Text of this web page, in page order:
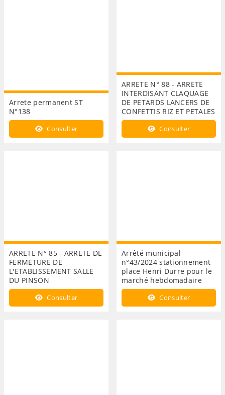
Arrete permanent ST
N°138
Consulter
ARRETE N° 88 - ARRETE
INTERDISANT CLAQUAGE
DE PETARDS LANCERS DE
CONFETTIS RIZ ET PETALES
Consulter
ARRETE N° 85 - ARRETE DE
FERMETURE DE
L'ETABLISSEMENT SALLE
DU PINSON
Consulter
Arrêté municipal
n°43/2024 stationnement
place Henri Durre pour le
marché hebdomadaire
Consulter